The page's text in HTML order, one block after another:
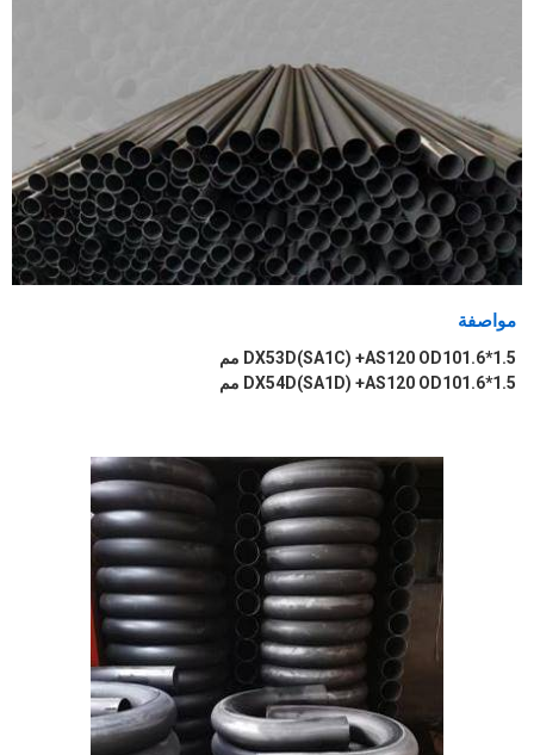
مواصفة
DX53D(SA1C) +AS120 OD101.6*1.5 مم
DX54D(SA1D) +AS120 OD101.6*1.5 مم